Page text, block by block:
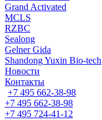
Grand Activated
MCLS
RZBC
Sealong
Gelner Gida
Shandong Yuxin Bio-tech
Новости
Контакты
+7 495 662-38-98
+7 495 662-38-98
+7 495 724-41-12